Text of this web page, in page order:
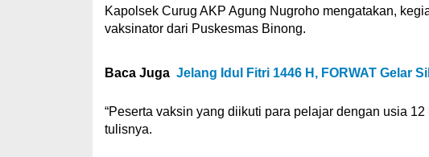
Kapolsek Curug AKP Agung Nugroho mengatakan,
vaksinator dari Puskesmas Binong.
Baca Juga Jelang Idul Fitri 1446 H, FORWAT Gelar
“Peserta vaksin yang diikuti para pelajar dengan usia
tulisnya.